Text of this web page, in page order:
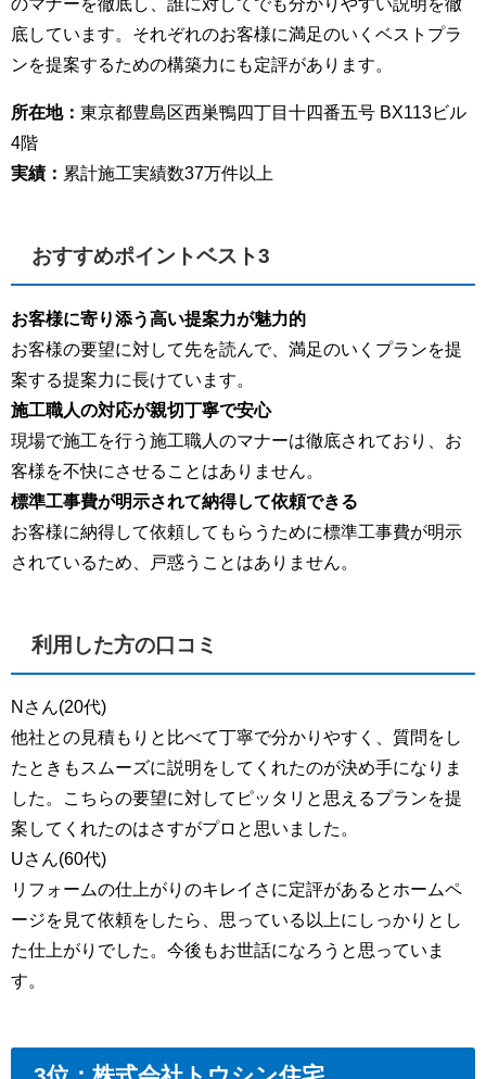
底しています。それぞれのお客様に満足のいくベストプラ
ンを提案するための構築力にも定評があります。
所在地： 東京都豊島区西巣鴨四丁目十四番五号 BX113ビル
4階
実績： 累計施工実績数37万件以上
おすすめポイントベスト3
お客様に寄り添う高い提案力が魅力的
お客様の要望に対して先を読んで、満足のいくプランを提
案する提案力に長けています。
施工職人の対応が親切丁寧で安心
現場で施工を行う施工職人のマナーは徹底されており、お
客様を不快にさせることはありません。
標準工事費が明示されて納得して依頼できる
お客様に納得して依頼してもらうために標準工事費が明示
されているため、戸惑うことはありません。
利用した方の口コミ
Nさん(20代)
他社との見積もりと比べて丁寧で分かりやすく、質問をし
たときもスムーズに説明をしてくれたのが決め手になりま
した。こちらの要望に対してピッタリと思えるプランを提
案してくれたのはさすがプロと思いました。
Uさん(60代)
リフォームの仕上がりのキレイさに定評があるとホームペ
ージを見て依頼をしたら、思っている以上にしっかりとし
た仕上がりでした。今後もお世話になろうと思っていま
す。